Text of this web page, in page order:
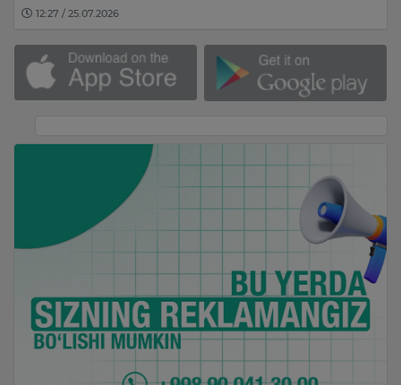
12:27 / 25.07.2026